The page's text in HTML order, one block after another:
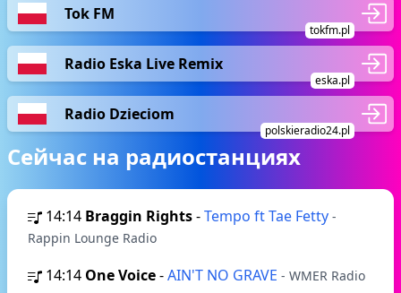
Tok FM
tokfm.pl
Radio Eska Live Remix
eska.pl
Radio Dzieciom
polskieradio24.pl
Сейчас на радиостанциях
14:14 Braggin Rights-Tempo ft Tae Fetty -
Rappin Lounge Radio
14:14 One Voice-AIN'T NO GRAVE - WMER Radio